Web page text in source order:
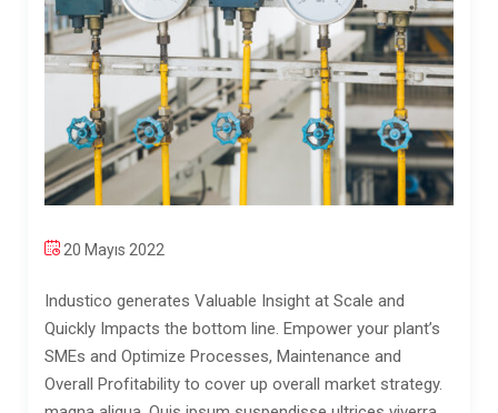
20 Mayıs 2022
Industico generates Valuable Insight at Scale and
Quickly Impacts the bottom line. Empower your plant’s
SMEs and Optimize Processes, Maintenance and
Overall Profitability to cover up overall market strategy.